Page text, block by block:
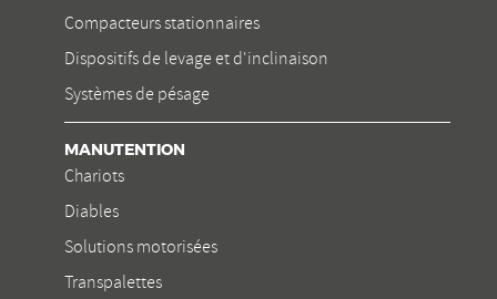
Compacteurs stationnaires
Dispositifs de levage et d'inclinaison
Systèmes de pésage
MANUTENTION
Chariots
Diables
Solutions motorisées
Transpalettes